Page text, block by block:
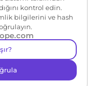
kontrol edin.
bilgilerini ve hash